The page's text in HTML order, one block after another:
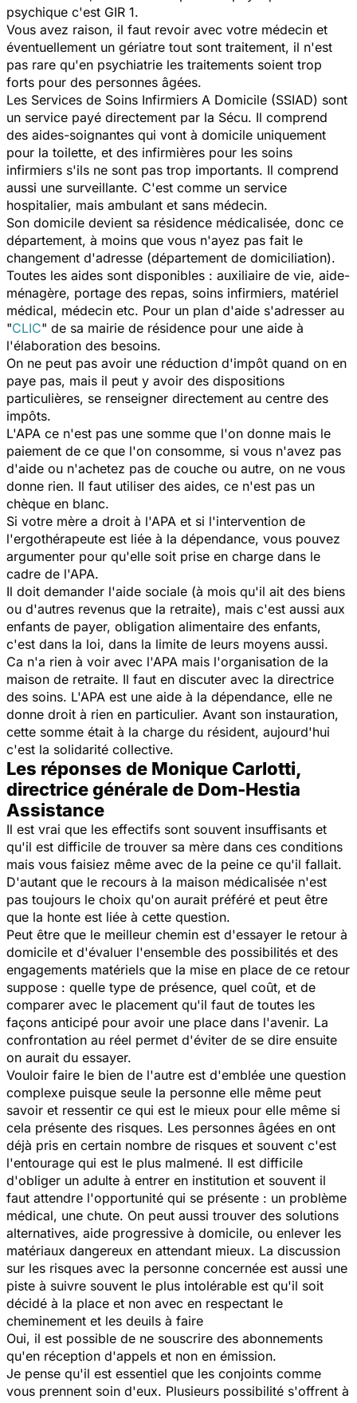
psychique c'est GIR 1.
Vous avez raison, il faut revoir avec votre médecin et
éventuellement un gériatre tout sont traitement, il n'est
pas rare qu'en psychiatrie les traitements soient trop
forts pour des personnes âgées.
Les Services de Soins Infirmiers A Domicile (SSIAD) sont
un service payé directement par la Sécu. Il comprend
des aides-soignantes qui vont à domicile uniquement
pour la toilette, et des infirmières pour les soins
infirmiers s'ils ne sont pas trop importants. Il comprend
aussi une surveillante. C'est comme un service
hospitalier, mais ambulant et sans médecin.
Son domicile devient sa résidence médicalisée, donc ce
département, à moins que vous n'ayez pas fait le
changement d'adresse (département de domiciliation).
Toutes les aides sont disponibles : auxiliaire de vie, aide-
ménagère, portage des repas, soins infirmiers, matériel
médical, médecin etc. Pour un plan d'aide s'adresser au
"CLIC" de sa mairie de résidence pour une aide à
l'élaboration des besoins.
On ne peut pas avoir une réduction d'impôt quand on en
paye pas, mais il peut y avoir des dispositions
particulières, se renseigner directement au centre des
impôts.
L'APA ce n'est pas une somme que l'on donne mais le
paiement de ce que l'on consomme, si vous n'avez pas
d'aide ou n'achetez pas de couche ou autre, on ne vous
donne rien. Il faut utiliser des aides, ce n'est pas un
chèque en blanc.
Si votre mère a droit à l'APA et si l'intervention de
l'ergothérapeute est liée à la dépendance, vous pouvez
argumenter pour qu'elle soit prise en charge dans le
cadre de l'APA.
Il doit demander l'aide sociale (à mois qu'il ait des biens
ou d'autres revenus que la retraite), mais c'est aussi aux
enfants de payer, obligation alimentaire des enfants,
c'est dans la loi, dans la limite de leurs moyens aussi.
Ca n'a rien à voir avec l'APA mais l'organisation de la
maison de retraite. Il faut en discuter avec la directrice
des soins. L'APA est une aide à la dépendance, elle ne
donne droit à rien en particulier. Avant son instauration,
cette somme était à la charge du résident, aujourd'hui
c'est la solidarité collective.
Les réponses de Monique Carlotti,
directrice générale de Dom-Hestia
Assistance
Il est vrai que les effectifs sont souvent insuffisants et
qu'il est difficile de trouver sa mère dans ces conditions
mais vous faisiez même avec de la peine ce qu'il fallait.
D'autant que le recours à la maison médicalisée n'est
pas toujours le choix qu'on aurait préféré et peut être
que la honte est liée à cette question.
Peut être que le meilleur chemin est d'essayer le retour à
domicile et d'évaluer l'ensemble des possibilités et des
engagements matériels que la mise en place de ce retour
suppose : quelle type de présence, quel coût, et de
comparer avec le placement qu'il faut de toutes les
façons anticipé pour avoir une place dans l'avenir. La
confrontation au réel permet d'éviter de se dire ensuite
on aurait du essayer.
Vouloir faire le bien de l'autre est d'emblée une question
complexe puisque seule la personne elle même peut
savoir et ressentir ce qui est le mieux pour elle même si
cela présente des risques. Les personnes âgées en ont
déjà pris en certain nombre de risques et souvent c'est
l'entourage qui est le plus malmené. Il est difficile
d'obliger un adulte à entrer en institution et souvent il
faut attendre l'opportunité qui se présente : un problème
médical, une chute. On peut aussi trouver des solutions
alternatives, aide progressive à domicile, ou enlever les
matériaux dangereux en attendant mieux. La discussion
sur les risques avec la personne concernée est aussi une
piste à suivre souvent le plus intolérable est qu'il soit
décidé à la place et non avec en respectant le
cheminement et les deuils à faire
Oui, il est possible de ne souscrire des abonnements
qu'en réception d'appels et non en émission.
Je pense qu'il est essentiel que les conjoints comme
vous prennent soin d'eux. Plusieurs possibilité s'offrent à